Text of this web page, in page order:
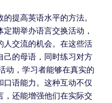
提高英语水平的方法。
期举办语言交换活动，
人交流的机会。在这些活
己的母语，同时练习对方
动，学习者能够在真实的
语能力。这种互动不仅
，还能增强他们在实际交